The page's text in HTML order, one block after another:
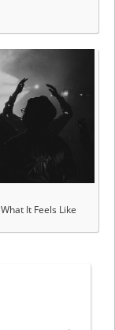
It Feels Like